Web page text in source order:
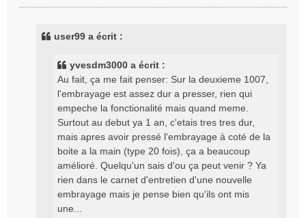
e
user99 a écrit :
yvesdm3000 a écrit :
Au fait, ça me fait penser: Sur la deuxieme 1007,
l'embrayage est assez dur a presser, rien qui
empeche la fonctionalité mais quand meme.
Surtout au debut ya 1 an, c'etais tres tres dur,
mais apres avoir pressé l'embrayage à coté de la
boite a la main (type 20 fois), ça a beaucoup
amélioré. Quelqu'un sais d'ou ça peut venir ? Ya
rien dans le carnet d'entretien d'une nouvelle
embrayage mais je pense bien qu'ils ont mis
une...